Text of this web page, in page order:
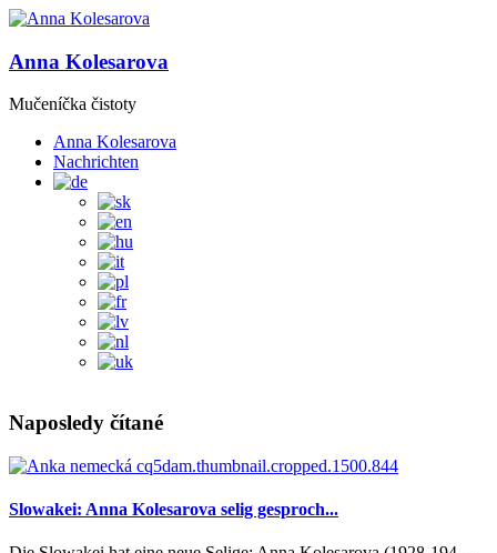
Anna Kolesarova
Mučeníčka čistoty
Anna Kolesarova
Nachrichten
Naposledy čítané
Slowakei: Anna Kolesarova selig gesproch...